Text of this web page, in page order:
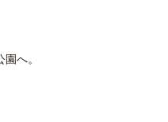
へ。